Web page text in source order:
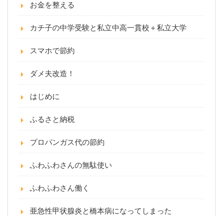
お金を整える
カチ子の中学受験と私立中高一貫校＋私立大学
スマホで節約
ダメ夫改造！
はじめに
ふるさと納税
プロパンガス代の節約
ふわふわさんの無駄使い
ふわふわさん働く
亜急性甲状腺炎と橋本病になってしまった